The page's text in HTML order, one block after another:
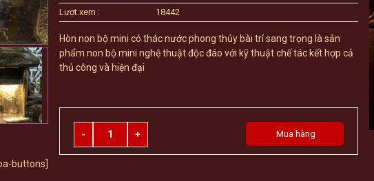
buttons]
Lượt xem :
18442
Hòn non bộ mini có thác nước phong thủy bài trí sang trọng là sản
phẩm non bộ mini nghệ thuật độc đáo với kỹ thuật chế tác kết hợp cả
thủ công và hiện đại
Quantity
Mua hàng